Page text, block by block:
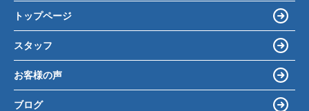
トップページ
スタッフ
お客様の声
ブログ